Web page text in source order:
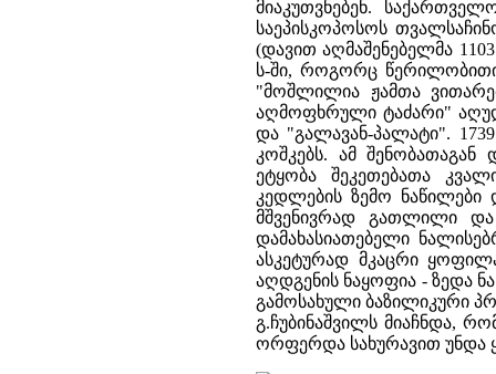
მიაკუთვნებენ.
საეპისკოპოსოს
(დავით აღმაშენებელმა
ს-ში, როგორც წერილობითი
"მოშლილია ჟამთა
აღმოფხრული ტაძარი"
და "გალავან-პალატი".
კოშკებს. ამ
ეტყობა შეკეთებათა
კედლების ზემო ნაწილები
მშვენივრად გათლილი და
დამახასიათებელი
ასკეტურად მკაცრი
აღდგენის ნაყოფია - ზედა
გამოსახული ბაზილიკური
გ.ჩუბინაშვილს მიაჩნდა,
ორფერდა სახურავით